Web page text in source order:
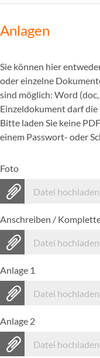
Anlagen
Sie können hier
oder einzelne
sind möglich: Word (doc,
Einzeldokument darf
Bitte laden Sie keine
einem Passwort- oder
Foto
Datei hochladen
Anschreiben /
Datei hochladen
Anlage 1
Datei hochladen
Anlage 2
Datei hochladen